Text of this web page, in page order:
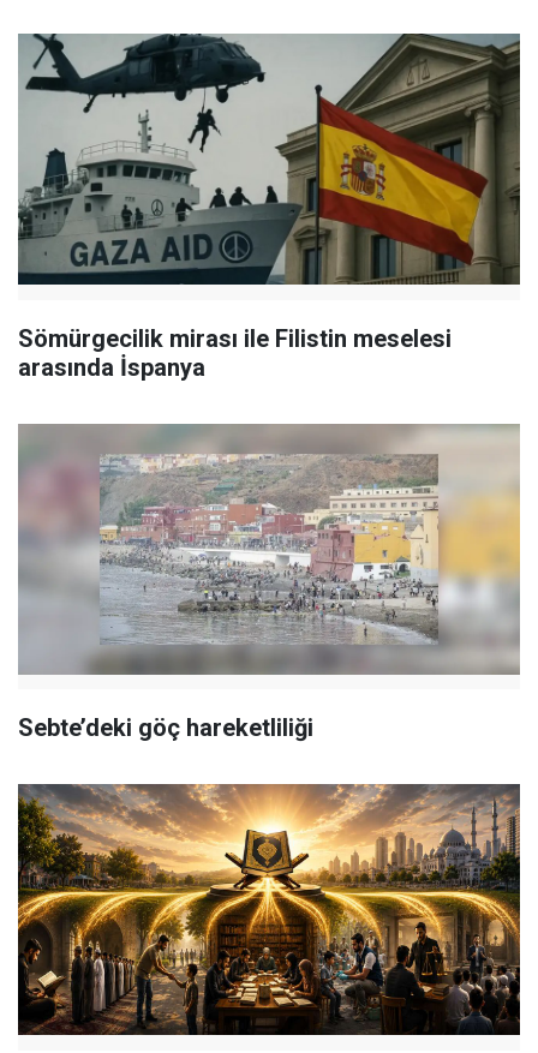
Sömürgecilik mirası ile Filistin meselesi
arasında İspanya
Sebte’deki göç hareketliliği